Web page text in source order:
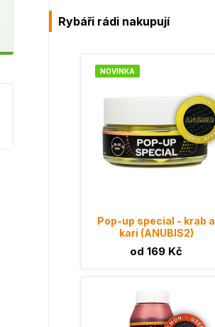
Rybáři rádi nakupují
NOVINKA
Pop-up special - krab a
kari (ANUBIS2)
od 169 Kč